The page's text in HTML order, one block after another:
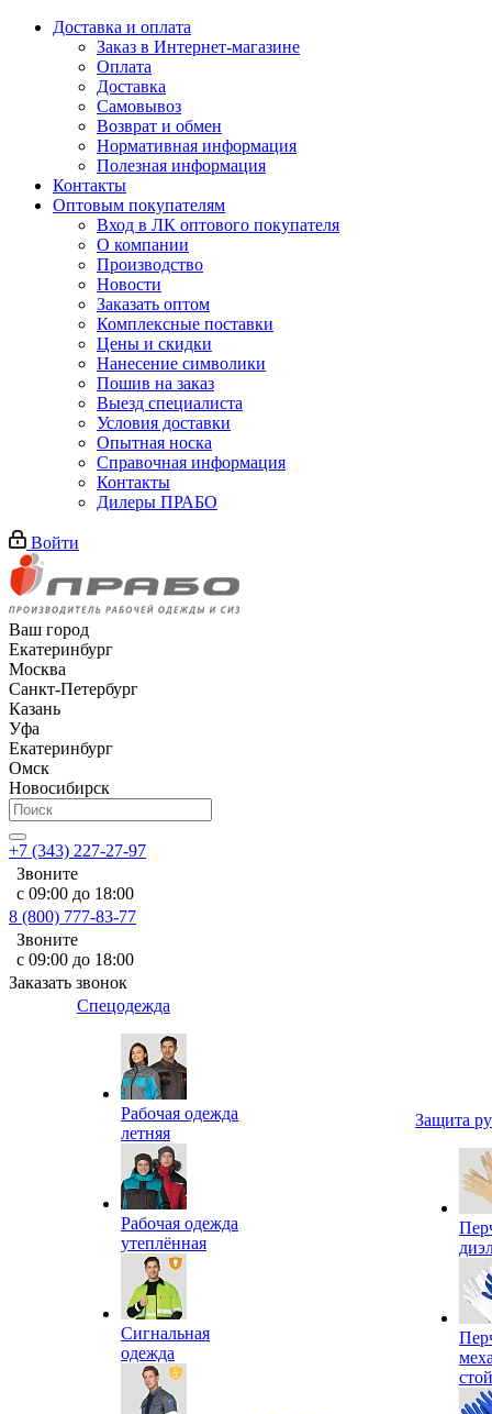
Доставка и оплата
Заказ в Интернет-магазине
Оплата
Доставка
Самовывоз
Возврат и обмен
Нормативная информация
Полезная информация
Контакты
Оптовым покупателям
Вход в ЛК оптового покупателя
О компании
Производство
Новости
Заказать оптом
Комплексные поставки
Цены и скидки
Нанесение символики
Пошив на заказ
Выезд специалиста
Условия доставки
Опытная носка
Справочная информация
Контакты
Дилеры ПРАБО
Войти
Ваш город
Екатеринбург
Москва
Санкт-Петербург
Казань
Уфа
Екатеринбург
Омск
Новосибирск
+7 (343) 227-27-97
Звоните
с 09:00 до 18:00
8 (800) 777-83-77
Звоните
с 09:00 до 18:00
Заказать звонок
Спецодежда
Рабочая одежда
летняя
Рабочая одежда
утеплённая
Сигнальная
одежда
Защита